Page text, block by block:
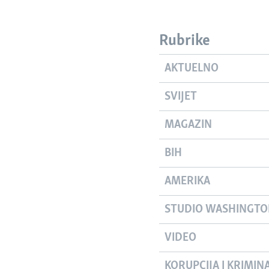
Rubrike
AKTUELNO
SVIJET
MAGAZIN
BIH
AMERIKA
STUDIO
VIDEO
KORUPCIJA I